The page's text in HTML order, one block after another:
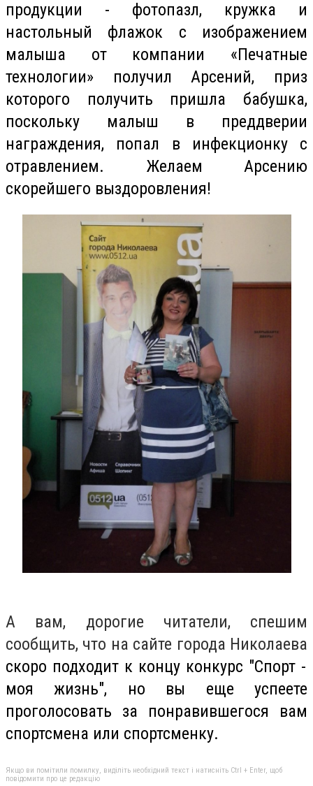
продукции - фотопазл, кружка и
настольный флажок с изображением
малыша от компании «Печатные
технологии» получил Арсений, приз
которого получить пришла бабушка,
поскольку малыш в преддверии
награждения, попал в инфекционку с
отравлением. Желаем Арсению
скорейшего выздоровления!
А вам, дорогие читатели, спешим
сообщить, что на сайте города Николаева
скоро подходит к концу конкурс "Спорт -
моя жизнь", но вы еще успеете
проголосовать за понравившегося вам
спортсмена или спортсменку.
Якщо ви помітили помилку, виділіть необхідний текст і натисніть Ctrl + Enter, щоб
повідомити про це редакцію